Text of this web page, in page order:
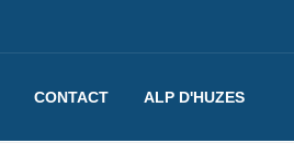
CONTACT ALP D'HUZES